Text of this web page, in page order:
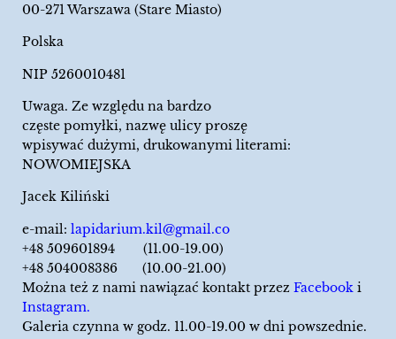
00-271 Warszawa (Stare Miasto)
Polska
NIP 5260010481
Uwaga. Ze względu na bardzo
częste pomyłki, nazwę ulicy proszę
wpisywać dużymi, drukowanymi literami:
NOWOMIEJSKA
Jacek Kiliński
e-mail: lapidarium.kil@gmail.co
+48 509601894 (11.00-19.00)
+48 504008386 (10.00-21.00)
Można też z nami nawiązać kontakt przez Facebook i
Instagram.
Galeria czynna w godz. 11.00-19.00 w dni powszednie.